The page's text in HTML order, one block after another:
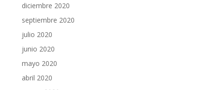
diciembre 2020
septiembre 2020
julio 2020
junio 2020
mayo 2020
abril 2020